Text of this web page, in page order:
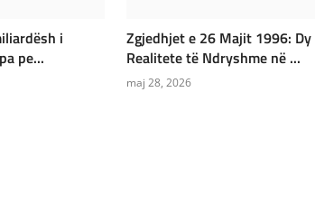
i
pe...
Zgjedhjet e 26 Majit 1996: Dy
Realitete të Ndryshme në ...
maj 28, 2026